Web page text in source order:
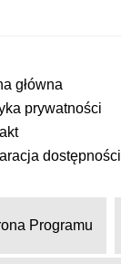
główna
prywatności
dostępności
Programu